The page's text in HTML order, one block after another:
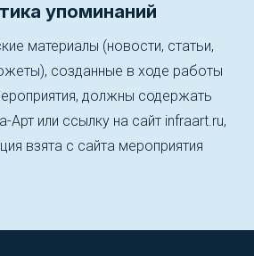
упоминаний
материалы (новости, статьи,
созданные в ходе работы
должны содержать
Арт или ссылку на сайт infraart.ru,
взята с сайта мероприятия